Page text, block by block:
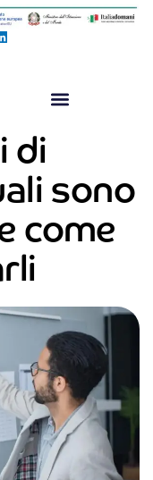
di
sono
come